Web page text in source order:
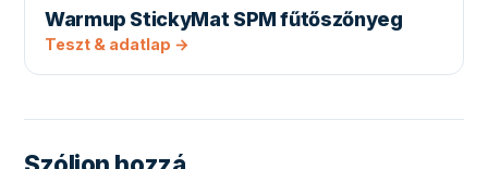
Warmup StickyMat SPM fűtőszőnyeg
Teszt & adatlap →